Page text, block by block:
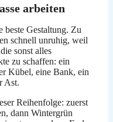
arbeiten
Gestaltung. Zu
schnell unruhig, weil
sonst alles
zu schaffen: ein
Kübel, eine Bank, ein
Ast.
Reihenfolge: zuerst
dann Wintergrün